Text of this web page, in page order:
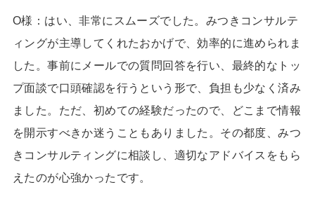
O様：はい、非常にスムーズでした。みつきコンサルテ
ィングが主導してくれたおかげで、効率的に進められま
した。事前にメールでの質問回答を行い、最終的なトッ
プ面談で口頭確認を行うという形で、負担も少なく済み
ました。ただ、初めての経験だったので、どこまで情報
を開示すべきか迷うこともありました。その都度、みつ
きコンサルティングに相談し、適切なアドバイスをもら
えたのが心強かったです。